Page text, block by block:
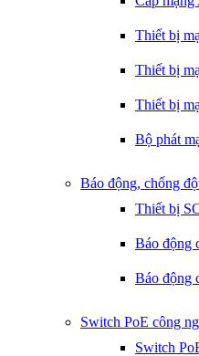
Thiết bị
Thiết bị
Thiết bị
Bộ phát
Báo động, chống
Thiết bị
Báo động
Báo động
Switch PoE công
Switch